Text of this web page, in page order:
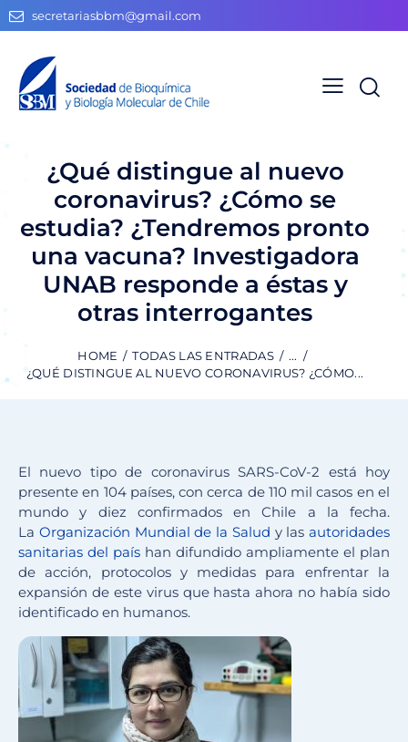
secretariasbbm@gmail.com
¿Qué distingue al nuevo
coronavirus? ¿Cómo se
estudia? ¿Tendremos pronto
una vacuna? Investigadora
UNAB responde a éstas y
otras interrogantes
HOME TODAS LAS ENTRADAS
...
¿QUÉ DISTINGUE AL NUEVO CORONAVIRUS? ¿CÓMO...
El nuevo tipo de coronavirus SARS-CoV-2 está hoy
presente en 104 países, con cerca de 110 mil casos en el
mundo y diez confirmados en Chile a la fecha.
La Organización Mundial de la Salud y las autoridades
sanitarias del país han difundido ampliamente el plan
de acción, protocolos y medidas para enfrentar la
expansión de este virus que hasta ahora no había sido
identificado en humanos.